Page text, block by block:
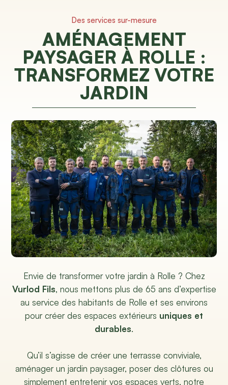
Des services sur-mesure
AMÉNAGEMENT
PAYSAGER À ROLLE :
TRANSFORMEZ VOTRE
JARDIN
Envie de transformer votre jardin à Rolle ? Chez
Vurlod Fils, nous mettons plus de 65 ans d’expertise
au service des habitants de Rolle et ses environs
pour créer des espaces extérieurs uniques et
durables.
Qu’il s’agisse de créer une terrasse conviviale,
aménager un jardin paysager, poser des clôtures ou
simplement entretenir vos espaces verts, notre